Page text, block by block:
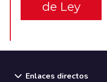
de Ley
Enlaces directos